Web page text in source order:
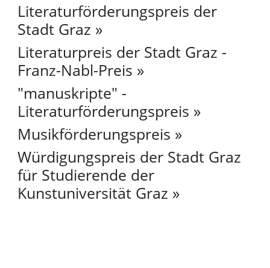
Literaturförderungspreis der
Stadt Graz
Literaturpreis der Stadt Graz -
Franz-Nabl-Preis
"manuskripte" -
Literaturförderungspreis
Musikförderungspreis
Würdigungspreis der Stadt Graz
für Studierende der
Kunstuniversität Graz